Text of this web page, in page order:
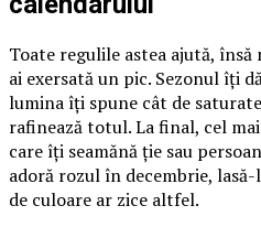
Toate regulile astea ajută,
ai exersată un pic. Sezonul îți
lumina îți spune cât de
rafinează totul. La final, cel
care îți seamănă ție sau
adoră rozul în decembrie,
de culoare ar zice altfel.